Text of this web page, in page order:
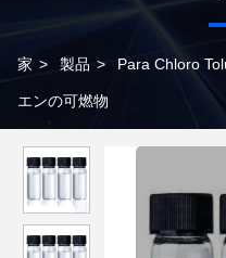
家 > 製品 > Para Chloro
エンの可燃物